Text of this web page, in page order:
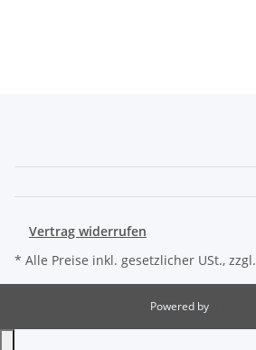
Vertrag widerrufen
* Alle Preise inkl. gesetzlicher USt., zzgl.
Powered by